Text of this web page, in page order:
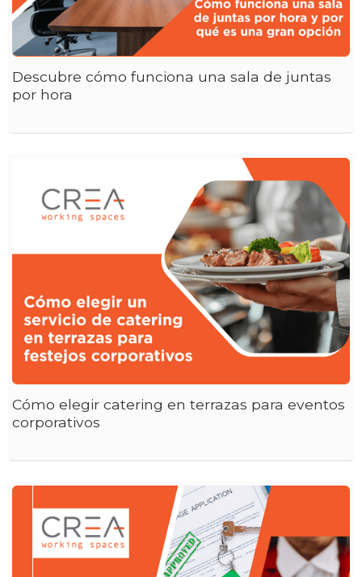
Descubre cómo funciona una sala de juntas
por hora
Cómo elegir catering en terrazas para eventos
corporativos